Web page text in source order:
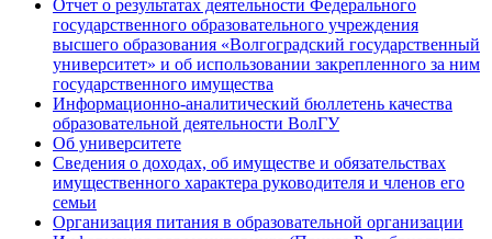
Отчет о результатах деятельности Федерального
государственного образовательного учреждения
высшего образования «Волгоградский государственный
университет» и об использовании закрепленного за ним
государственного имущества
Информационно-аналитический бюллетень качества
образовательной деятельности ВолГУ
Об университете
Сведения о доходах, об имуществе и обязательствах
имущественного характера руководителя и членов его
семьи
Организация питания в образовательной организации